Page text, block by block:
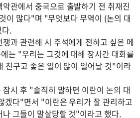
관에서 중국으로 출발하기 전 취재진
이 많다"며 "무엇보다 무역이 (논의 대
.
과 관련해 시 주석에게 전하고 싶은 메
는 "우리는 그것에 대해 장시간 대화를
친구고 좋은 일이 많이 일어날 것"이라
시 후 "솔직히 말하면 이란이 논의 대
겠다"면서 "이란은 우리가 잘 관리하고
그들이 말살당할 것"이라고 했다.